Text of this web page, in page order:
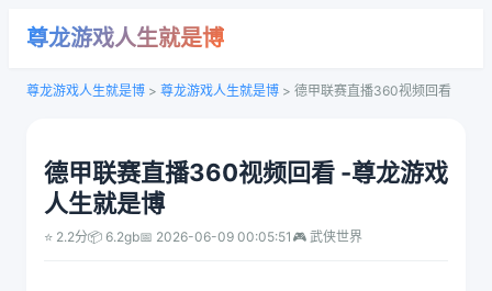
尊龙游戏人生就是博
尊龙游戏人生就是博 > 尊龙游戏人生就是博 > 德甲联赛直播360视频回看
德甲联赛直播360视频回看 -尊龙游戏
人生就是博
⭐ 2.2分📦 6.2gb📅 2026-06-09 00:05:51 🎮 武侠世界